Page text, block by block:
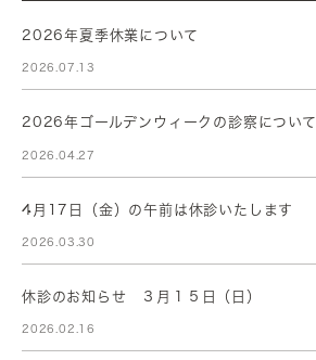
2026年夏季休業について
2026.07.13
2026年ゴールデンウィークの診察について
2026.04.27
4月17日（金）の午前は休診いたします
2026.03.30
休診のお知らせ ３月１５日（日）
2026.02.16